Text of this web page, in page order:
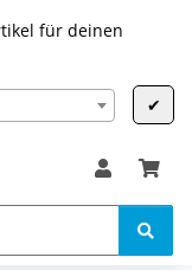
für deinen
✔